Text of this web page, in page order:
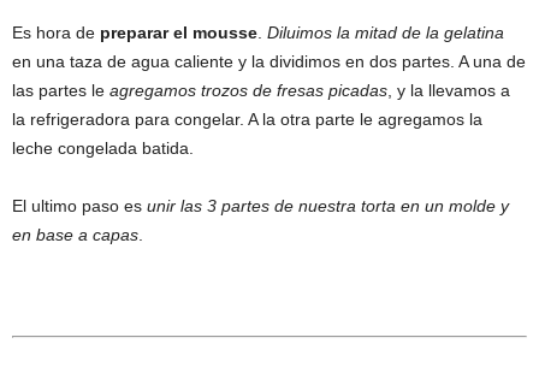
Es hora de preparar el mousse Diluimos la mitad de la gelatina
en una taza de agua caliente y la dividimos en dos partes. A una de
las partes le agregamos trozos de fresas picadas , y la llevamos a
la refrigeradora para congelar. A la otra parte le agregamos la
leche congelada batida.
El ultimo paso es unir las 3 partes de nuestra torta en un molde y
en base a capas